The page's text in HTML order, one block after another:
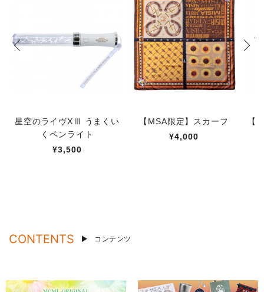
星空のライヴXⅢ うまくい
くペンライト
¥3,500
【MSA限定】スカーフ
¥4,000
【
CONTENTS コンテンツ